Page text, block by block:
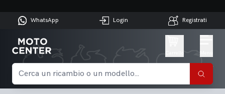
WhatsApp Login Registrati